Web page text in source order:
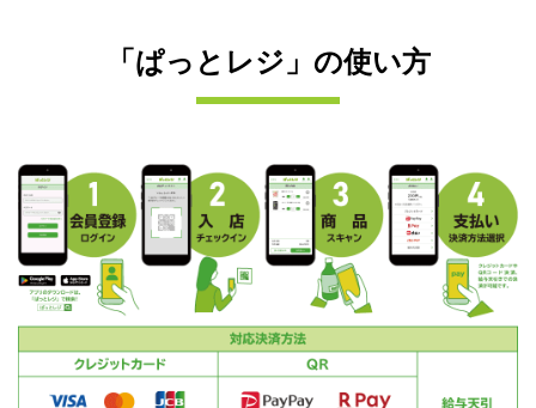
「ぱっとレジ」の使い方